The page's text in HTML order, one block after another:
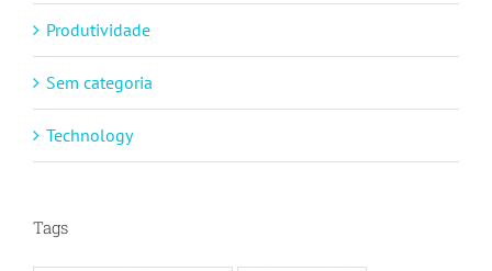
Produtividade
Sem categoria
Technology
Tags